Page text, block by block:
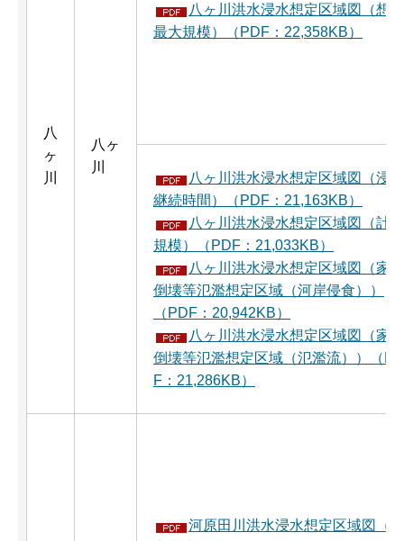
八
ヶ
川
八ヶ
川
八ヶ川洪水浸水想定区域図（想定
最大規模）（PDF：22,358KB）
八ヶ川洪水浸水想定区域図（浸水
継続時間）（PDF：21,163KB）
八ヶ川洪水浸水想定区域図（計画
規模）（PDF：21,033KB）
八ヶ川洪水浸水想定区域図（家屋
倒壊等氾濫想定区域（河岸侵食））
（PDF：20,942KB）
八ヶ川洪水浸水想定区域図（家屋
倒壊等氾濫想定区域（氾濫流））（PD
F：21,286KB）
河原田川洪水浸水想定区域図（想